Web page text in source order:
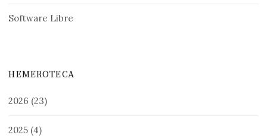
Software Libre
HEMEROTECA
2026 (23)
2025 (4)